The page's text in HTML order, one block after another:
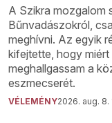
A Szikra mozgalom
Bűnvadászokról,
meghívni. Az egyik
kifejtette, hogy
meghallgassam a
eszmecserét.
VÉLEMÉNY2026. aug. 8.